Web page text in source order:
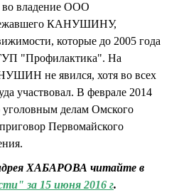
во владение ООО
КАНУШИНУ,
которые до 2005 года
"Профилактика". На
не явился, хотя во всех
участвовал. В феврале 2014
уголовным делам Омского
Первомайского
ХАБАРОВА читайте в
за 15 июня 2016 г.